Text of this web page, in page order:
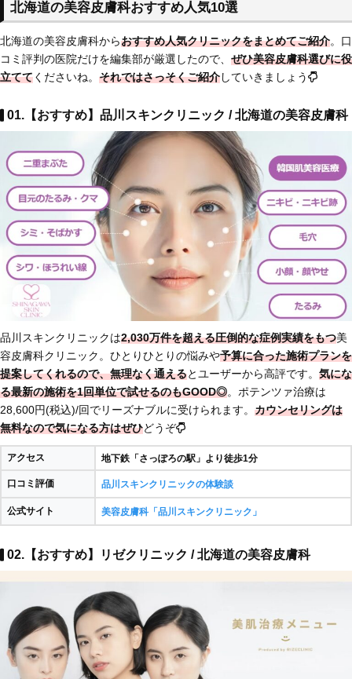
北海道の美容皮膚科おすすめ人気10選
北海道の美容皮膚科からおすすめ人気クリニックをまとめてご紹介。口
コミ評判の医院だけを編集部が厳選したので、 ぜひ美容皮膚科選びに役
立ててくださいね。 それではさっそくご紹介していきましょう
01.【おすすめ】品川スキンクリニック / 北海道の美容皮膚科
品川スキンクリニックは2,030万件を超える圧倒的な症例実績をもつ美
容皮膚科クリニック。ひとりひとりの悩みや予算に合った施術プランを
提案してくれるので、無理なく通えるとユーザーから高評です。 気にな
る最新の施術を1回単位で試せるのもGOOD◎。ポテンツァ治療は
28,600円(税込)/回でリーズナブルに受けられます。 カウンセリングは
無料なので気になる方はぜひどうぞ
アクセス 地下鉄「さっぽろの駅」より徒歩1分
口コミ評価 品川スキンクリニックの体験談
公式サイト 美容皮膚科「品川スキンクリニック」
02.【おすすめ】リゼクリニック / 北海道の美容皮膚科